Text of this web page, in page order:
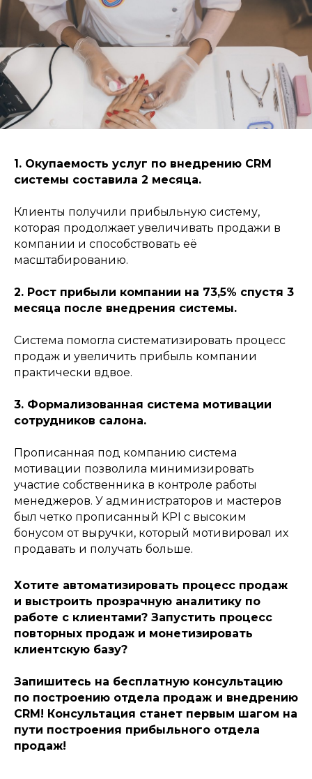
1. Окупаемость услуг по внедрению CRM
системы составила 2 месяца.
Клиенты получили прибыльную систему,
которая продолжает увеличивать продажи в
компании и способствовать её
масштабированию.
2. Рост прибыли компании на 73,5% спустя 3
месяца после внедрения системы.
Система помогла систематизировать процесс
продаж и увеличить прибыль компании
практически вдвое.
3. Формализованная система мотивации
сотрудников салона.
Прописанная под компанию система
мотивации позволила минимизировать
участие собственника в контроле работы
менеджеров. У администраторов и мастеров
был четко прописанный KPI с высоким
бонусом от выручки, который мотивировал их
продавать и получать больше.
Хотите автоматизировать процесс продаж
и выстроить прозрачную аналитику по
работе с клиентами? Запустить процесс
повторных продаж и монетизировать
клиентскую базу?
Запишитесь на бесплатную консультацию
по построению отдела продаж и внедрению
CRM! Консультация станет первым шагом на
пути построения прибыльного отдела
продаж!